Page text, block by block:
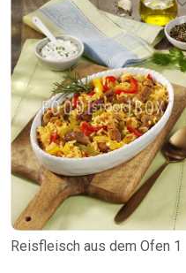
Reisfleisch aus dem Ofen 1